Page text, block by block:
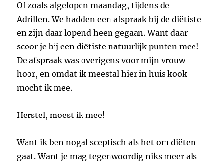
Of zoals afgelopen maandag, tijdens de
Adrillen. We hadden een afspraak bij de diëtiste
en zijn daar lopend heen gegaan. Want daar
scoor je bij een diëtiste natuurlijk punten mee!
De afspraak was overigens voor mijn vrouw
hoor, en omdat ik meestal hier in huis kook
mocht ik mee.
Herstel, moest ik mee!
Want ik ben nogal sceptisch als het om diëten
gaat. Want je mag tegenwoordig niks meer als